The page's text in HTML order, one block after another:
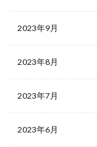
2023年9月
2023年8月
2023年7月
2023年6月